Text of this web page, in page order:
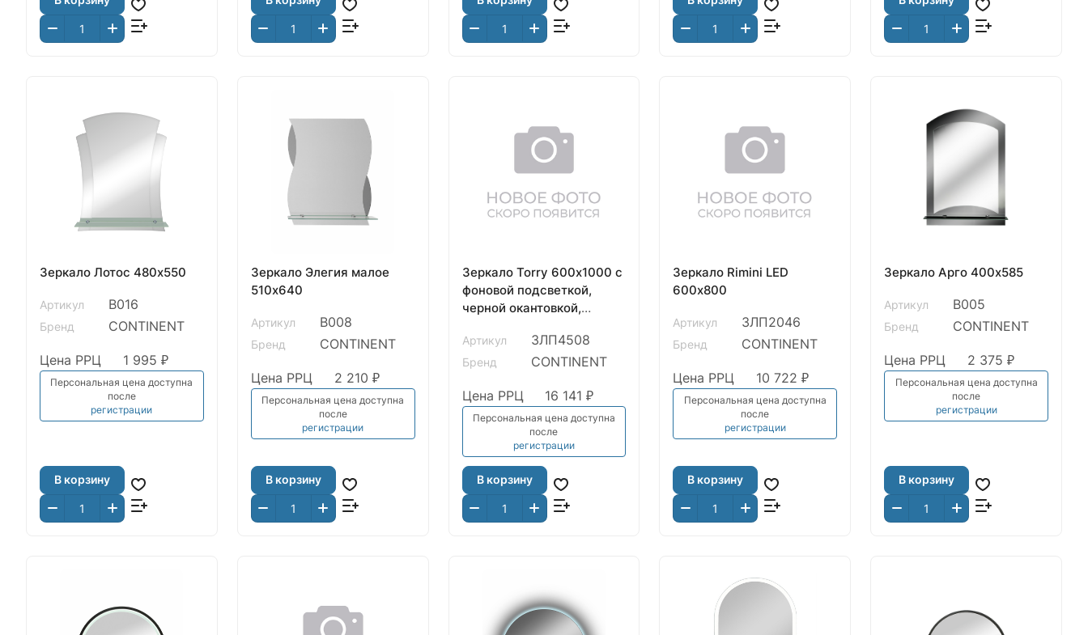
Зеркало Лотос 480х550
Артикул В016
Бренд CONTINENT
Цена РРЦ 1 995 ₽
Персональная цена доступна
после
регистрации
В корзину
Зеркало Элегия малое
510х640
Артикул В008
Бренд CONTINENT
Цена РРЦ 2 210 ₽
Персональная цена доступна
после
регистрации
В корзину
Зеркало Torry 600х1000 с
фоновой подсветкой,
черной окантовкой,
антизапотевания
Артикул ЗЛП4508
Бренд CONTINENT
Цена РРЦ 16 141 ₽
Персональная цена доступна
после
регистрации
В корзину
Зеркало Rimini LED
600х800
Артикул ЗЛП2046
Бренд CONTINENT
Цена РРЦ 10 722 ₽
Персональная цена доступна
после
регистрации
В корзину
Зеркало Арго 400х585
Артикул В005
Бренд CONTINENT
Цена РРЦ 2 375 ₽
Персональная цена доступна
после
регистрации
В корзину